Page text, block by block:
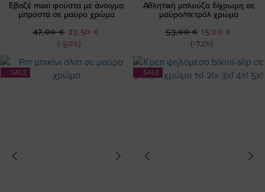
Εβαζέ maxi φούστα με άνοιγμα
μπροστά σε μαύρο χρώμα
(-50%)
Ειδική
Τιμή
23,50 €
47,00 €
Αθλητική μπλούζα δίχρωμη σε
μαύρο/πετρόλ χρώμα
(-72%)
Ειδική
Τιμή
15,00 €
53,00 €
SALE SALE